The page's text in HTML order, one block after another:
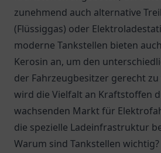
zunehmend auch alternative
(Flüssiggas) oder
moderne Tankstellen bieten
Kerosin an, um den
der Fahrzeugbesitzer gerecht
wird die Vielfalt an Kraftstoffen
wachsenden Markt für
die spezielle Ladeinfrastruktur
Warum sind Tankstellen wichtig?